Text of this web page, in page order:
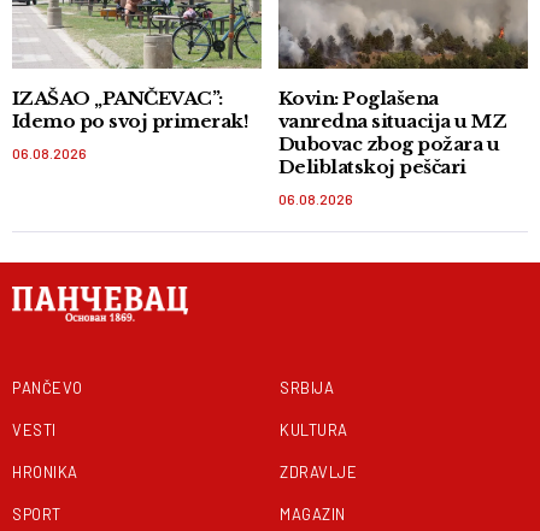
IZAŠAO „PANČEVAC”:
Idemo po svoj primerak!
06.08.2026
Kovin: Poglašena
vanredna situacija u MZ
Dubovac zbog požara u
Deliblatskoj peščari
06.08.2026
PANČEVO
VESTI
HRONIKA
SPORT
SRBIJA
KULTURA
ZDRAVLJE
MAGAZIN